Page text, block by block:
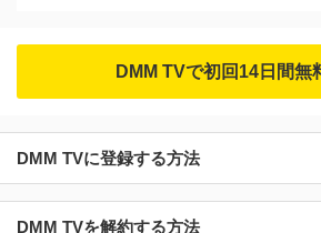
DMM TVで初回14日間無
DMM TVに登録する方法
DMM TVを解約する方法